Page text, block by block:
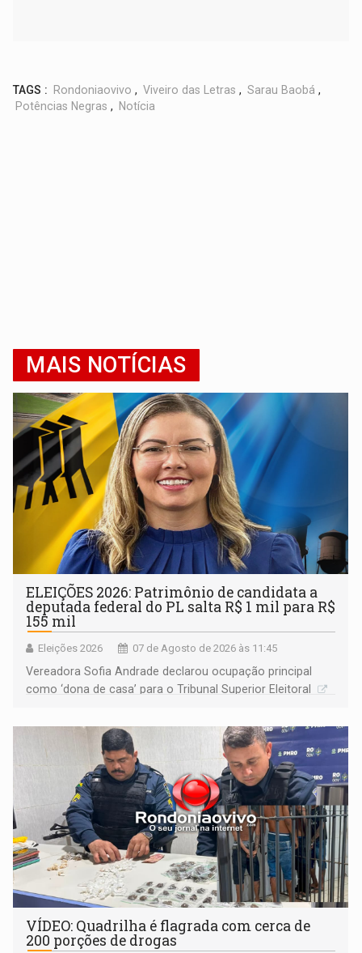
TAGS : Rondoniaovivo , Viveiro das Letras , Sarau Baobá ,
Potências Negras , Notícia
MAIS NOTÍCIAS
ELEIÇÕES 2026: Patrimônio de candidata a
deputada federal do PL salta R$ 1 mil para R$
155 mil
Eleições 2026 07 de Agosto de 2026 às 11:45
Vereadora Sofia Andrade declarou ocupação principal
como ‘dona de casa’ para o Tribunal Superior Eleitoral
VÍDEO: Quadrilha é flagrada com cerca de
200 porções de drogas